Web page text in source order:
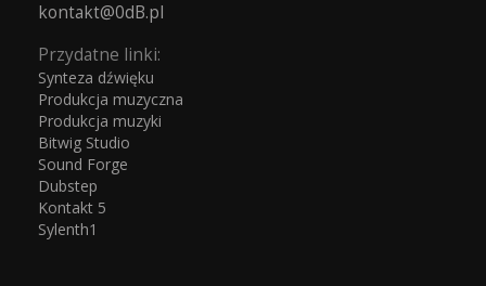
kontakt@0dB.pl
Przydatne linki:
Synteza dźwięku
Produkcja muzyczna
Produkcja muzyki
Bitwig Studio
Sound Forge
Dubstep
Kontakt 5
Sylenth1